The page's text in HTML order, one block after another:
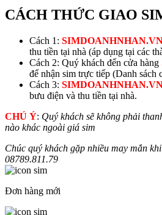
CÁCH THỨC GIAO
Cách 1:
thu tiền tại nhà (áp dụng tại các
Cách 2: Quý khách đến cửa hàng
để nhận sim trực tiếp (Danh sách
Cách 3:
bưu điện và thu tiền tại nhà.
CHÚ Ý: Quý khách sẽ không phải
nào khác ngoài giá sim
Chúc quý khách gặp nhiều may mắn
08789.811.79
Đơn hàng mới